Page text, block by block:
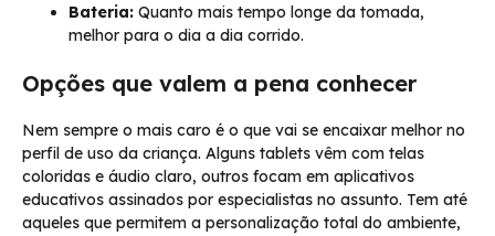
Bateria: Quanto mais tempo longe da tomada,
melhor para o dia a dia corrido.
Opções que valem a pena conhecer
Nem sempre o mais caro é o que vai se encaixar melhor no
perfil de uso da criança. Alguns tablets vêm com telas
coloridas e áudio claro, outros focam em aplicativos
educativos assinados por especialistas no assunto. Tem até
aqueles que permitem a personalização total do ambiente,